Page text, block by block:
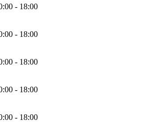
- 18:00
- 18:00
- 18:00
- 18:00
- 18:00